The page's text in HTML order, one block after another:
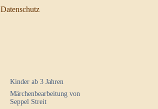
Datenschutz
Kinder ab 3 Jahren
Märchenbearbeitung von
Seppel Streit